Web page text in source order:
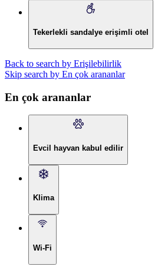
Tekerlekli sandalye erişimli otel
Back to search by Erişilebilirlik
Skip search by En çok arananlar
En çok arananlar
Evcil hayvan kabul edilir
Klima
Wi-Fi